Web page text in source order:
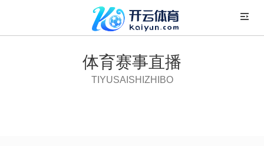
体育赛事直播
TIYUSAISHIZHIBO